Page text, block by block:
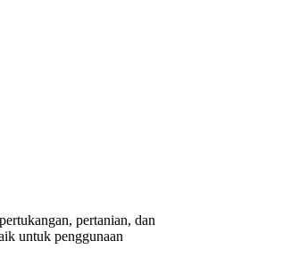
pertanian, dan
untuk penggunaan